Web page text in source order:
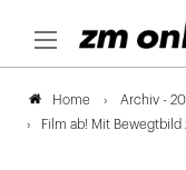
Home Archiv -
Film ab! Mit